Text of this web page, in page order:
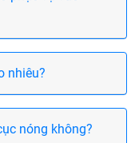
nhiêu?
nóng không?